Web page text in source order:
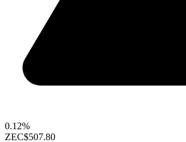
0.12%
ZEC$507.80